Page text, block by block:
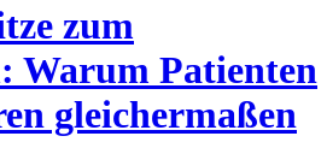
zum
Warum Patienten
gleichermaßen